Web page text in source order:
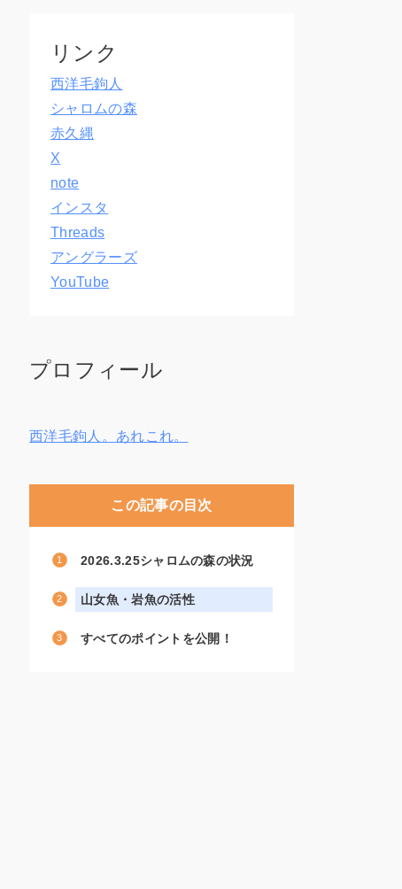
リンク
西洋毛鉤人
シャロムの森
赤久縄
X
note
インスタ
Threads
アングラーズ
YouTube
プロフィール
西洋毛鉤人。あれこれ。
この記事の目次
2026.3.25シャロムの森の状況
山女魚・岩魚の活性
すべてのポイントを公開！